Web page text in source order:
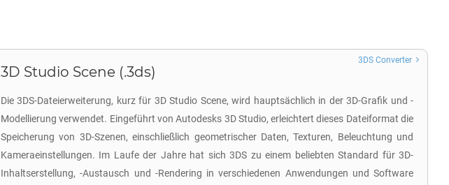
3D Studio Scene (.3ds)
Die 3DS-Dateierweiterung, kurz für 3D Studio Scene, wird hauptsächlich in der 3D-Grafik und -
Modellierung verwendet. Eingeführt von Autodesks 3D Studio, erleichtert dieses Dateiformat die
Speicherung von 3D-Szenen, einschließlich geometrischer Daten, Texturen, Beleuchtung und
Kameraeinstellungen. Im Laufe der Jahre hat sich 3DS zu einem beliebten Standard für 3D-
Inhaltserstellung, -Austausch und -Rendering in verschiedenen Anwendungen und Software
3DS Converter